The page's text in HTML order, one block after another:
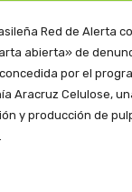
Red de Alerta
abierta» de
por el
Aracruz Celulose,
y producción de